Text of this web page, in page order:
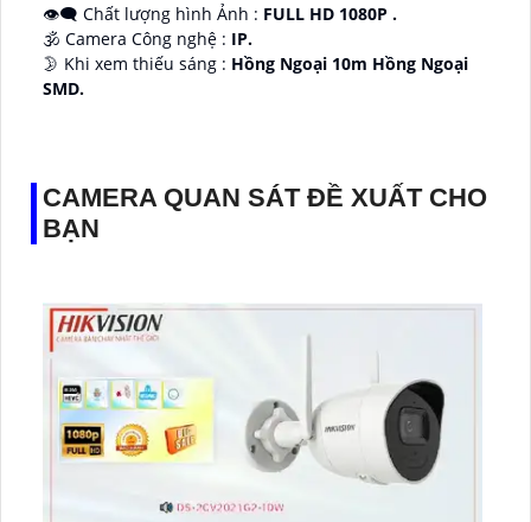
👁️‍🗨 Chất lượng hình Ảnh : FULL HD 1080P .
🕉️ Camera Công nghệ : IP.
🌛 Khi xem thiếu sáng : Hồng Ngoại 10m Hồng Ngoại
SMD.
CAMERA QUAN SÁT ĐỀ XUẤT CHO
BẠN